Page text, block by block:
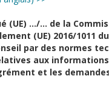
(UE) …/… de la
(UE) 2016/1011
par des normes
aux
et les